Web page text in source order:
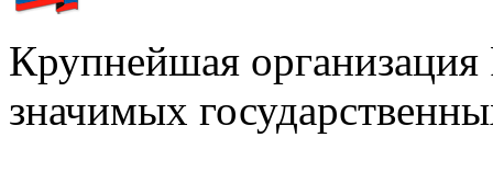
Крупнейшая
значимых